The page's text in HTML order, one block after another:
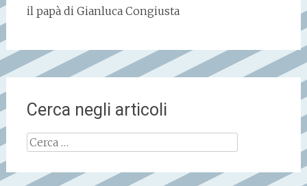
il papà di Gianluca Congiusta
Cerca negli articoli
Ricerca
per: